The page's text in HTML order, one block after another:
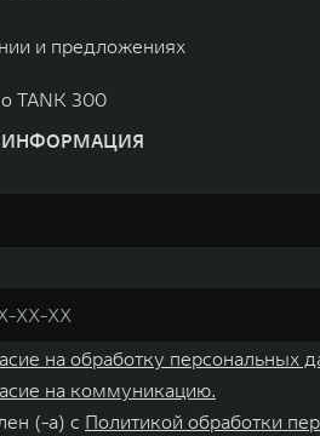
и предложениях
TANK 300
ИНФОРМАЦИЯ
на обработку персональных
на коммуникацию.
(-а) с Политикой обработки